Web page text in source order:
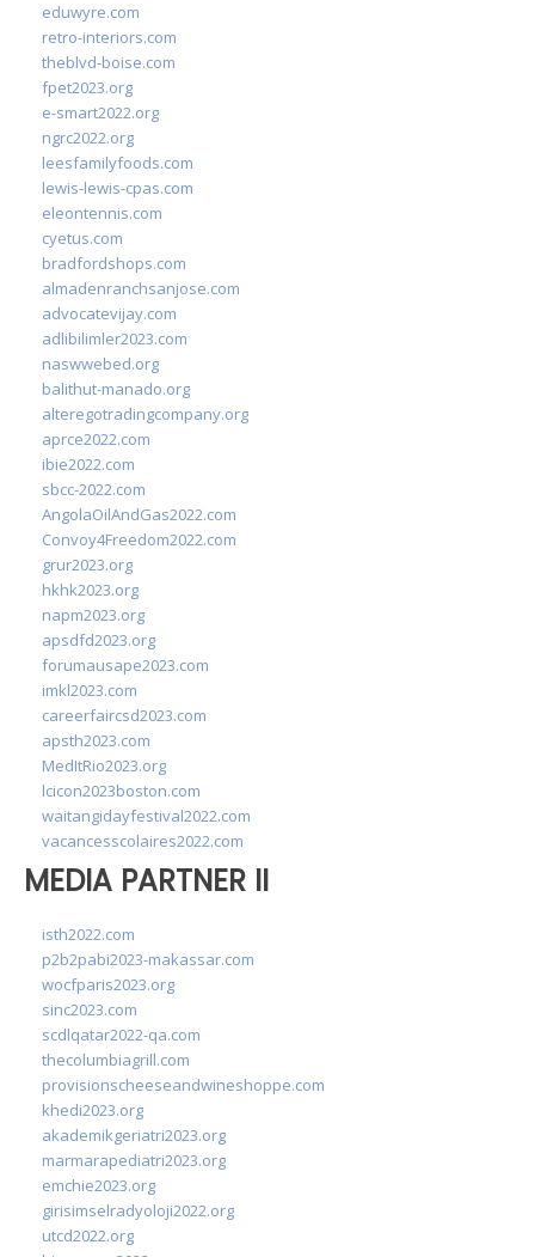
eduwyre.com
retro-interiors.com
theblvd-boise.com
fpet2023.org
e-smart2022.org
ngrc2022.org
leesfamilyfoods.com
lewis-lewis-cpas.com
eleontennis.com
cyetus.com
bradfordshops.com
almadenranchsanjose.com
advocatevijay.com
adlibilimler2023.com
naswwebed.org
balithut-manado.org
alteregotradingcompany.org
aprce2022.com
ibie2022.com
sbcc-2022.com
AngolaOilAndGas2022.com
Convoy4Freedom2022.com
grur2023.org
hkhk2023.org
napm2023.org
apsdfd2023.org
forumausape2023.com
imkl2023.com
careerfaircsd2023.com
apsth2023.com
MedItRio2023.org
lcicon2023boston.com
waitangidayfestival2022.com
vacancesscolaires2022.com
MEDIA PARTNER II
isth2022.com
p2b2pabi2023-makassar.com
wocfparis2023.org
sinc2023.com
scdlqatar2022-qa.com
thecolumbiagrill.com
provisionscheeseandwineshoppe.com
khedi2023.org
akademikgeriatri2023.org
marmarapediatri2023.org
emchie2023.org
girisimselradyoloji2022.org
utcd2022.org